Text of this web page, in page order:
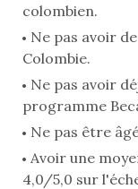
colombien.
Ne pas avoir
Colombie.
Ne pas avoir
programme
Ne pas être
Avoir une
4,0/5,0 sur